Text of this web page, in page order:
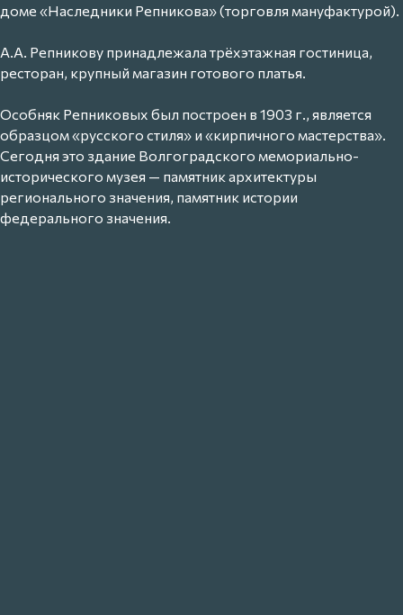
доме «Наследники Репникова» (торговля мануфактурой).
А.А. Репникову принадлежала трёхэтажная гостиница,
ресторан, крупный магазин готового платья.
Особняк Репниковых был построен в 1903 г., является
образцом «русского стиля» и «кирпичного мастерства».
Сегодня это здание Волгоградского мемориально-
исторического музея — памятник архитектуры
регионального значения, памятник истории
федерального значения.